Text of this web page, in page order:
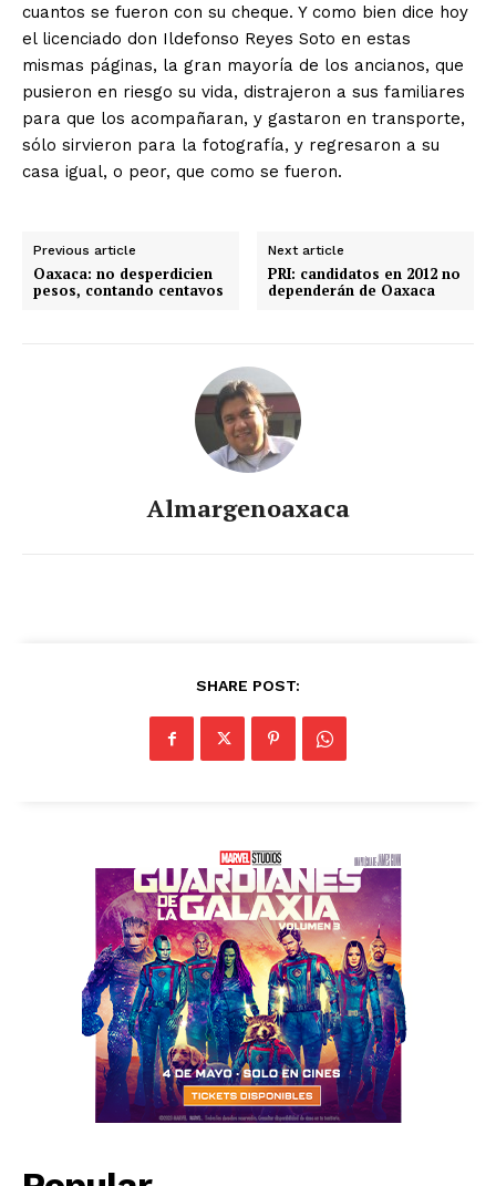
cuantos se fueron con su cheque. Y como bien dice hoy
el licenciado don Ildefonso Reyes Soto en estas
mismas páginas, la gran mayoría de los ancianos, que
pusieron en riesgo su vida, distrajeron a sus familiares
para que los acompañaran, y gastaron en transporte,
sólo sirvieron para la fotografía, y regresaron a su
casa igual, o peor, que como se fueron.
Previous article
Oaxaca: no desperdicien
pesos, contando centavos
Next article
PRI: candidatos en 2012 no
dependerán de Oaxaca
Almargenoaxaca
SHARE POST: